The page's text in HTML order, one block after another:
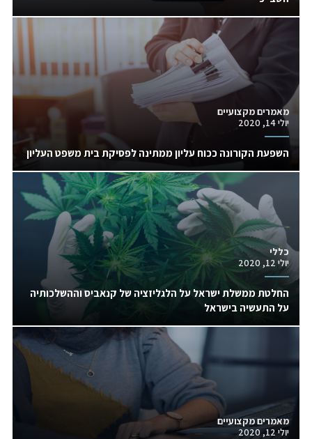
השפעת הקורונה ככוח עליון ממתינה לפסיקת בית משפט העליון
מאמרים מקצועיים
יולי 14, 2020
החלטת ממשלת ישראל על הלגליזציה של קנאביס וההשלכותיה
על התעשיה בישראל
כללי
יולי 12, 2020
מאמרים מקצועיים
יולי 12, 2020